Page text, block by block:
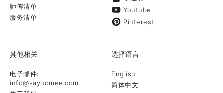
师傅清单
服务清单
Youtube
Pinterest
其他相关
电子邮件:
info@sayhomee.com
选择语言
English
简体中文